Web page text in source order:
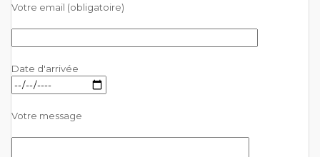
Votre email (obligatoire)
Date d'arrivée
Votre message